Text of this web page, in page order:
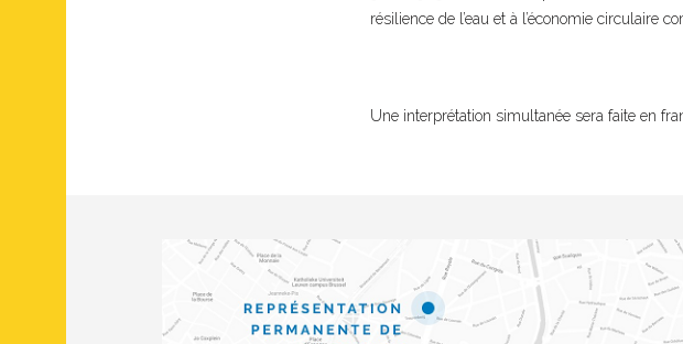
résilience de l’eau et à l’économie circulaire
Une interprétation simultanée sera faite en